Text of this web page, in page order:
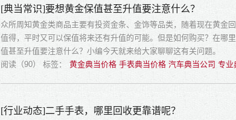
[典当常识]要想黄金保值甚至升值要注意什么？
众所周知黄金类商品主要有投资金条、金饰等品类，随着现在黄金
值得，平时又可以保值将来还有升值的可能。但是如何购买？在哪
值甚至升值要注意什么？小编今天就来给大家聊聊这有关问题。
阅读（90） 标签： 黄金典当价格 手表典当价格 汽车典当公司 专业
[行业动态]二手手表，哪里回收更靠谱呢？